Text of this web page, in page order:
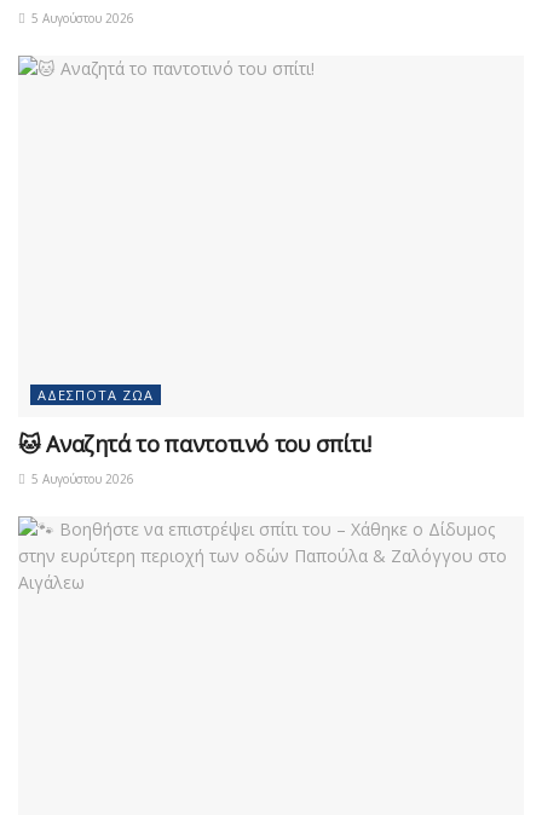
5 Αυγούστου 2026
ΑΔΈΣΠΟΤΑ ΖΏΑ
🐱 Αναζητά το παντοτινό του σπίτι!
5 Αυγούστου 2026